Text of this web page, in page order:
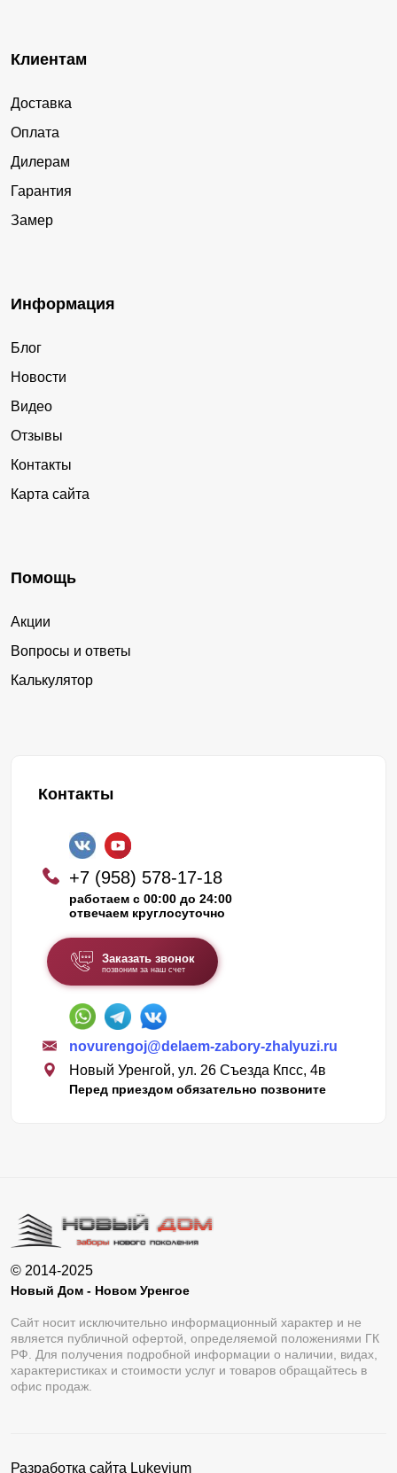
Клиентам
Доставка
Оплата
Дилерам
Гарантия
Замер
Информация
Блог
Новости
Видео
Отзывы
Контакты
Карта сайта
Помощь
Акции
Вопросы и ответы
Калькулятор
Контакты
+7 (958) 578-17-18
работаем с 00:00 до 24:00
отвечаем круглосуточно
Заказать звонок
позвоним за наш счет
novurengoj@delaem-zabory-zhalyuzi.ru
Новый Уренгой, ул. 26 Съезда Кпсс, 4в
Перед приездом обязательно позвоните
© 2014-2025
Новый Дом - Новом Уренгое
Сайт носит исключительно информационный характер и не
является публичной офертой, определяемой положениями ГК
РФ. Для получения подробной информации о наличии, видах,
характеристиках и стоимости услуг и товаров обращайтесь в
офис продаж.
Разработка сайта Lukevium